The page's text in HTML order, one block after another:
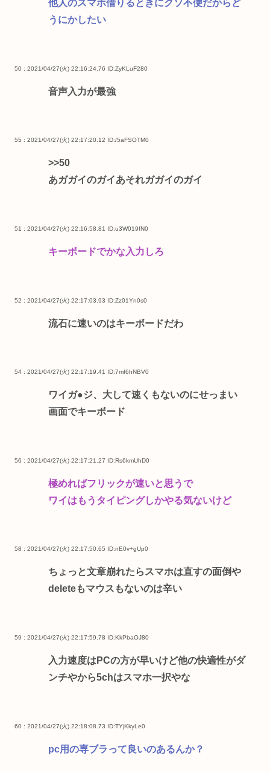
他人のスマホ借りるときにクソ不便だからど
うにかしたい
50 : 2021/04/27(火) 22:16:24.76 ID:ZyKLuF280
音声入力が最強
55 : 2021/04/27(火) 22:17:20.12 ID:/5aFSOTM0
>>50
あガガイのガイあそれガガイのガイ
51 : 2021/04/27(火) 22:16:58.81 ID:u3W019fN0
キーボードでかな入力しろ
52 : 2021/04/27(火) 22:17:03.93 ID:Zz01Yn0s0
流石に速いのはキーボードだわ
54 : 2021/04/27(火) 22:17:19.41 ID:7mf6hNBV0
ワイガ●ジ、大して速くもないのにせっまい
画面でキーボード
56 : 2021/04/27(火) 22:17:21.27 ID:Rs6kmUhD0
極めればフリックが速いと思うで
ワイはもうタイピングしかやる気ないけど
58 : 2021/04/27(火) 22:17:50.65 ID:nE0v+gUp0
ちょっと文章崩れたらスマホは直すの面倒や
deleteもマウスもないのは辛い
59 : 2021/04/27(火) 22:17:59.78 ID:KkPbaOJ80
入力速度はPCの方が早いけど他の快適性がダ
ンチやから5chはスマホ一択やな
60 : 2021/04/27(火) 22:18:08.73 ID:TYjKkyLe0
pc用の専ブラって良いのあるんか？